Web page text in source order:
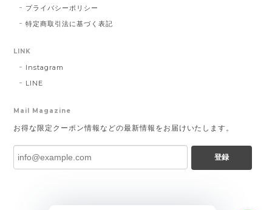
プライバシーポリシー
特定商取引法に基づく表記
LINK
Instagram
LINE
Mail Magazine
お得な限定クーポン情報などの最新情報をお届けいたします。
登録